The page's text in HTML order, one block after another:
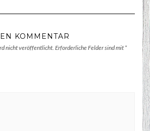
KOMMENTAR
nicht veröffentlicht. Erforderliche Felder sind mit *